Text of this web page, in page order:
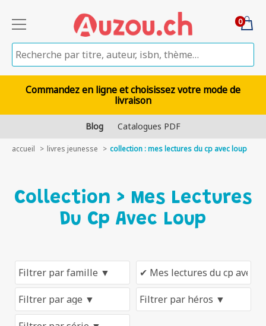
0
Commandez en ligne et choisissez votre mode de
livraison
Blog Catalogues PDF
accueil livres jeunesse collection : mes lectures du cp avec loup
Collection > Mes Lectures
Du Cp Avec Loup